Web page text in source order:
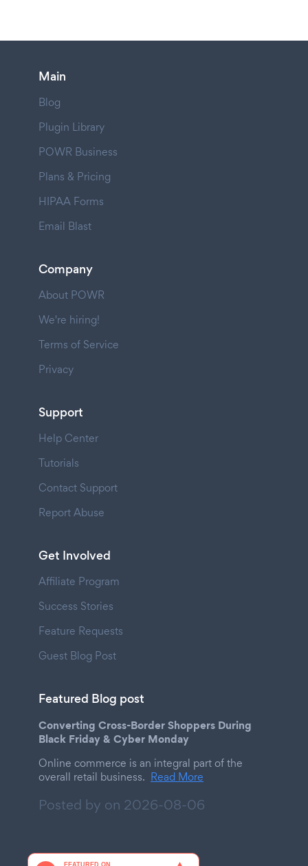
Main
Blog
Plugin Library
POWR Business
Plans & Pricing
HIPAA Forms
Email Blast
Company
About POWR
We're hiring!
Terms of Service
Privacy
Support
Help Center
Tutorials
Contact Support
Report Abuse
Get Involved
Affiliate Program
Success Stories
Feature Requests
Guest Blog Post
Featured Blog post
Converting Cross-Border Shoppers During
Black Friday & Cyber Monday
Online commerce is an integral part of the
overall retail business. Read More
Posted by on 2026-08-06